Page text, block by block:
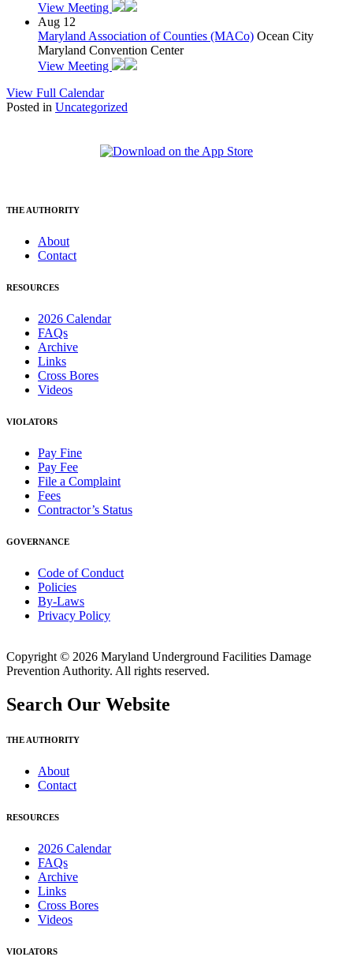
View Meeting
Aug 12
Maryland Association of Counties (MACo) Ocean City
Maryland Convention Center
View Meeting
View Full Calendar
Posted in Uncategorized
THE AUTHORITY
About
Contact
RESOURCES
2026 Calendar
FAQs
Archive
Links
Cross Bores
Videos
VIOLATORS
Pay Fine
Pay Fee
File a Complaint
Fees
Contractor’s Status
GOVERNANCE
Code of Conduct
Policies
By-Laws
Privacy Policy
Copyright © 2026 Maryland Underground Facilities Damage
Prevention Authority. All rights reserved.
Search Our Website
THE AUTHORITY
About
Contact
RESOURCES
2026 Calendar
FAQs
Archive
Links
Cross Bores
Videos
VIOLATORS